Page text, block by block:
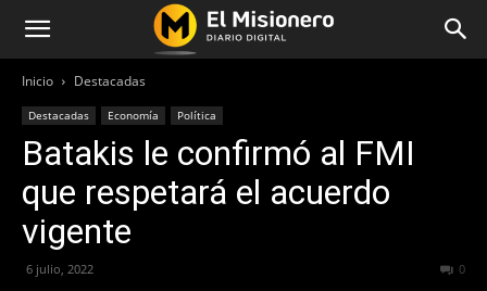
Inicio Destacadas
Destacadas Economía Política
Batakis le confirmó al FMI
que respetará el acuerdo
vigente
6 julio, 2022 0